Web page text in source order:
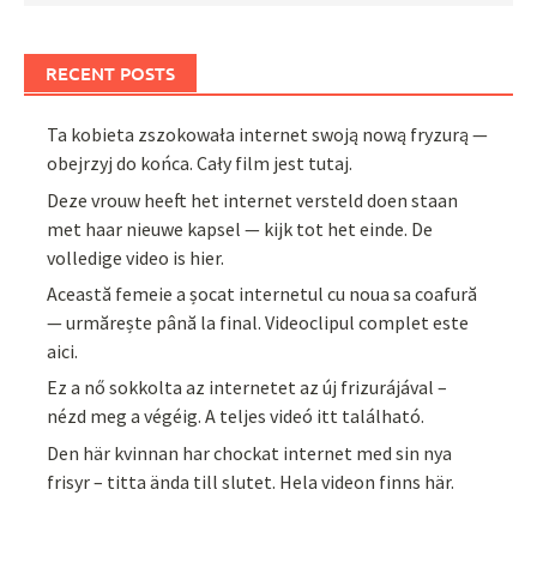
RECENT POSTS
Ta kobieta zszokowała internet swoją nową fryzurą —
obejrzyj do końca. Cały film jest tutaj.
Deze vrouw heeft het internet versteld doen staan
met haar nieuwe kapsel — kijk tot het einde. De
volledige video is hier.
Această femeie a șocat internetul cu noua sa coafură
— urmărește până la final. Videoclipul complet este
aici.
Ez a nő sokkolta az internetet az új frizurájával –
nézd meg a végéig. A teljes videó itt található.
Den här kvinnan har chockat internet med sin nya
frisyr – titta ända till slutet. Hela videon finns här.